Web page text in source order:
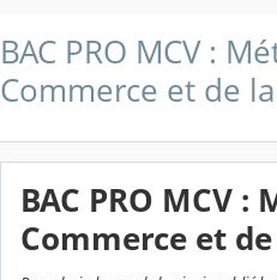
BAC PRO MCV :
Commerce et de
BAC PRO MCV :
Commerce et